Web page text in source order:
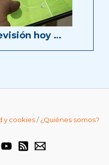
hoy …
y cookies/¿Quiénes somos?